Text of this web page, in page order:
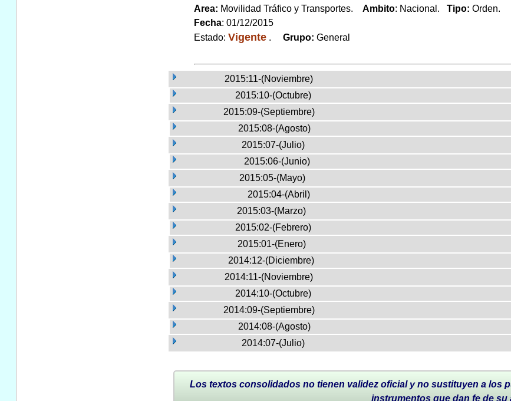
Area: Movilidad Tráfico y Transportes. Ambito: Nacional. Tipo: Orden.
Fecha: 01/12/2015
Estado: Vigente. Grupo: General
2015:11-(Noviembre)
2015:10-(Octubre)
2015:09-(Septiembre)
2015:08-(Agosto)
2015:07-(Julio)
2015:06-(Junio)
2015:05-(Mayo)
2015:04-(Abril)
2015:03-(Marzo)
2015:02-(Febrero)
2015:01-(Enero)
2014:12-(Diciembre)
2014:11-(Noviembre)
2014:10-(Octubre)
2014:09-(Septiembre)
2014:08-(Agosto)
2014:07-(Julio)
Los textos consolidados no tienen validez oficial y no sustituyen a los
instrumentos que dan fe de su